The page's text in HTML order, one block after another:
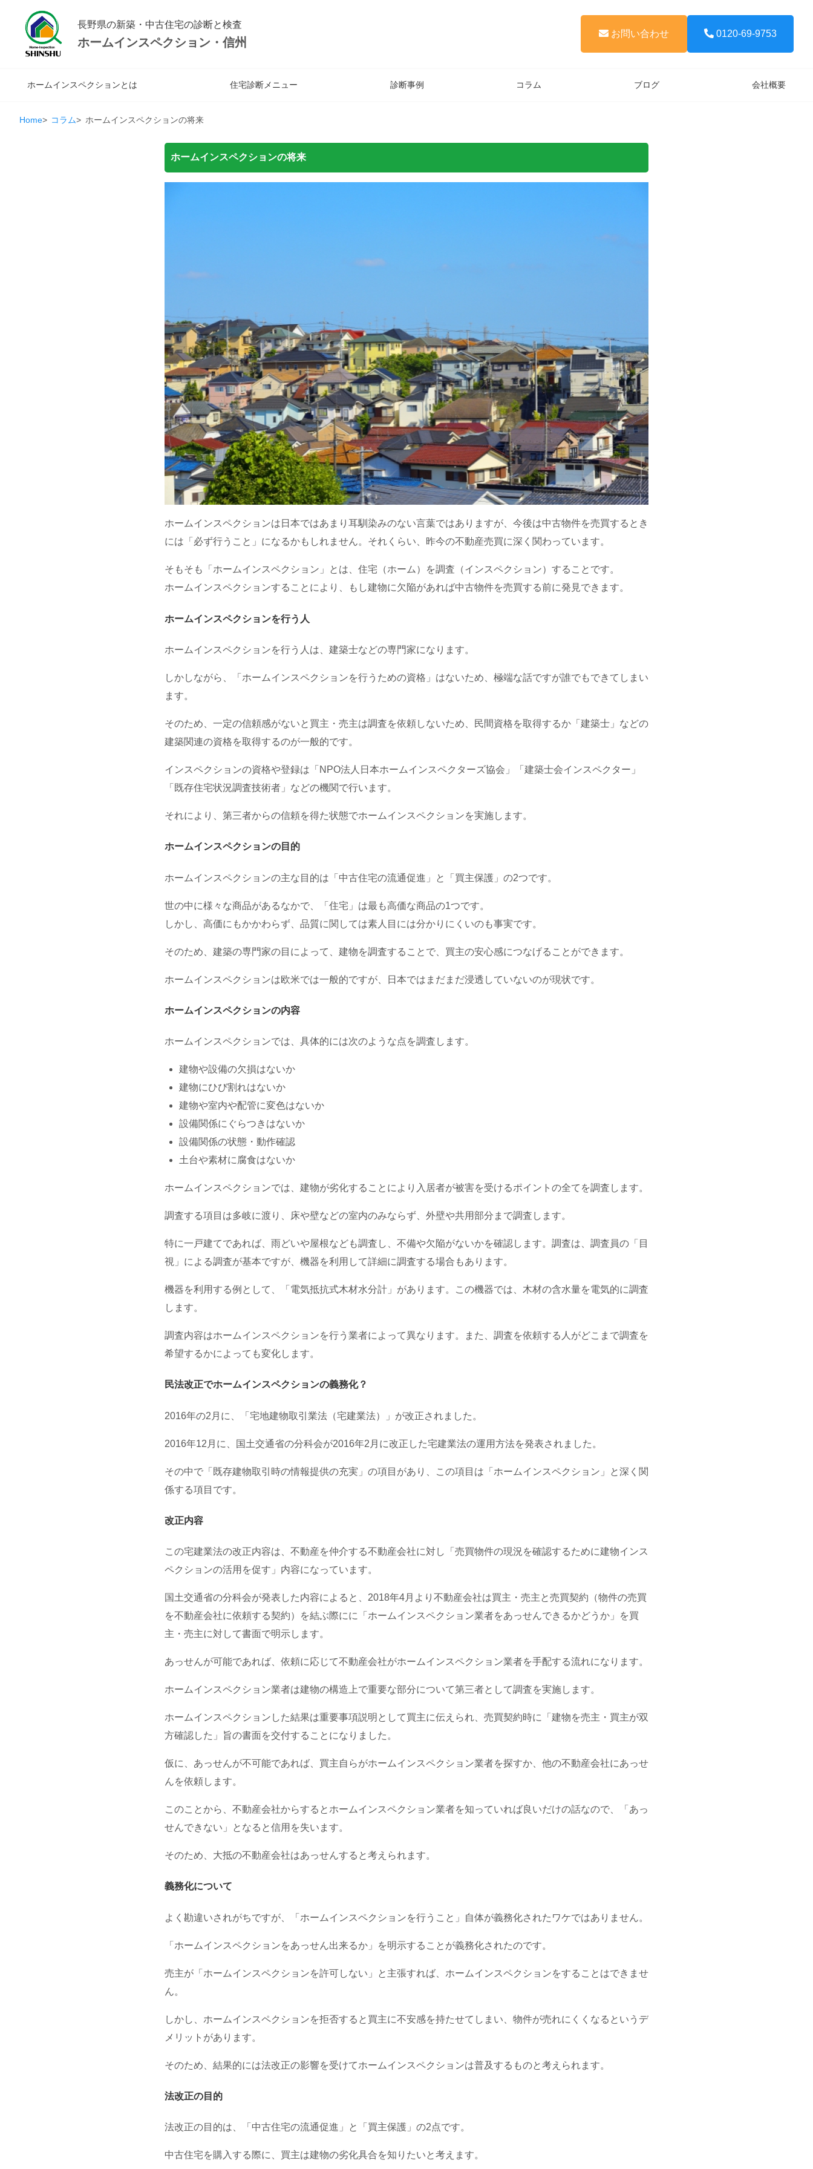
長野県の新築・中古住宅の診断と検査
ホームインスペクション・信州
お問い合わせ 0120-69-9753
ホームインスペクションとは 住宅診断メニュー 診断事例 コラム ブログ 会社概要
Home コラム ホームインスペクションの将来
ホームインスペクションの将来
ホームインスペクションは日本ではあまり耳馴染みのない言葉ではありますが、今後は中古物件を売買するとき
には「必ず行うこと」になるかもしれません。それくらい、昨今の不動産売買に深く関わっています。
そもそも「ホームインスペクション」とは、住宅（ホーム）を調査（インスペクション）することです。
ホームインスペクションすることにより、もし建物に欠陥があれば中古物件を売買する前に発見できます。
ホームインスペクションを行う人
ホームインスペクションを行う人は、建築士などの専門家になります。
しかしながら、「ホームインスペクションを行うための資格」はないため、極端な話ですが誰でもできてしまい
ます。
そのため、一定の信頼感がないと買主・売主は調査を依頼しないため、民間資格を取得するか「建築士」などの
建築関連の資格を取得するのが一般的です。
インスペクションの資格や登録は「NPO法人日本ホームインスペクターズ協会」「建築士会インスペクター」
「既存住宅状況調査技術者」などの機関で行います。
それにより、第三者からの信頼を得た状態でホームインスペクションを実施します。
ホームインスペクションの目的
ホームインスペクションの主な目的は「中古住宅の流通促進」と「買主保護」の2つです。
世の中に様々な商品があるなかで、「住宅」は最も高価な商品の1つです。
しかし、高価にもかかわらず、品質に関しては素人目には分かりにくいのも事実です。
そのため、建築の専門家の目によって、建物を調査することで、買主の安心感につなげることができます。
ホームインスペクションは欧米では一般的ですが、日本ではまだまだ浸透していないのが現状です。
ホームインスペクションの内容
ホームインスペクションでは、具体的には次のような点を調査します。
建物や設備の欠損はないか
建物にひび割れはないか
建物や室内や配管に変色はないか
設備関係にぐらつきはないか
設備関係の状態・動作確認
土台や素材に腐食はないか
ホームインスペクションでは、建物が劣化することにより入居者が被害を受けるポイントの全てを調査します。
調査する項目は多岐に渡り、床や壁などの室内のみならず、外壁や共用部分まで調査します。
特に一戸建てであれば、雨どいや屋根なども調査し、不備や欠陥がないかを確認します。調査は、調査員の「目
視」による調査が基本ですが、機器を利用して詳細に調査する場合もあります。
機器を利用する例として、「電気抵抗式木材水分計」があります。この機器では、木材の含水量を電気的に調査
します。
調査内容はホームインスペクションを行う業者によって異なります。また、調査を依頼する人がどこまで調査を
希望するかによっても変化します。
民法改正でホームインスペクションの義務化？
2016年の2月に、「宅地建物取引業法（宅建業法）」が改正されました。
2016年12月に、国土交通省の分科会が2016年2月に改正した宅建業法の運用方法を発表されました。
その中で「既存建物取引時の情報提供の充実」の項目があり、この項目は「ホームインスペクション」と深く関
係する項目です。
改正内容
この宅建業法の改正内容は、不動産を仲介する不動産会社に対し「売買物件の現況を確認するために建物インス
ペクションの活用を促す」内容になっています。
国土交通省の分科会が発表した内容によると、2018年4月より不動産会社は買主・売主と売買契約（物件の売買
を不動産会社に依頼する契約）を結ぶ際にに「ホームインスペクション業者をあっせんできるかどうか」を買
主・売主に対して書面で明示します。
あっせんが可能であれば、依頼に応じて不動産会社がホームインスペクション業者を手配する流れになります。
ホームインスペクション業者は建物の構造上で重要な部分について第三者として調査を実施します。
ホームインスペクションした結果は重要事項説明として買主に伝えられ、売買契約時に「建物を売主・買主が双
方確認した」旨の書面を交付することになりました。
仮に、あっせんが不可能であれば、買主自らがホームインスペクション業者を探すか、他の不動産会社にあっせ
んを依頼します。
このことから、不動産会社からするとホームインスペクション業者を知っていれば良いだけの話なので、「あっ
せんできない」となると信用を失います。
そのため、大抵の不動産会社はあっせんすると考えられます。
義務化について
よく勘違いされがちですが、「ホームインスペクションを行うこと」自体が義務化されたワケではありません。
「ホームインスペクションをあっせん出来るか」を明示することが義務化されたのです。
売主が「ホームインスペクションを許可しない」と主張すれば、ホームインスペクションをすることはできませ
ん。
しかし、ホームインスペクションを拒否すると買主に不安感を持たせてしまい、物件が売れにくくなるというデ
メリットがあります。
そのため、結果的には法改正の影響を受けてホームインスペクションは普及するものと考えられます。
法改正の目的
法改正の目的は、「中古住宅の流通促進」と「買主保護」の2点です。
中古住宅を購入する際に、買主は建物の劣化具合を知りたいと考えます。